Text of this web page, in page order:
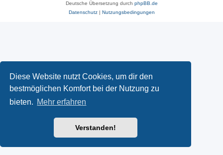
Diese Website nutzt Cookies, um dir den
bestmöglichen Komfort bei der Nutzung zu
bieten. Mehr erfahren
Verstanden!
Deutsche Übersetzung durch phpBB.de
Datenschutz| Nutzungsbedingungen